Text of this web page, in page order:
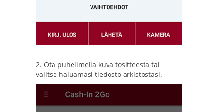
2. Ota puhelimella kuva tositteesta tai
valitse haluamasi tiedosto arkistostasi.